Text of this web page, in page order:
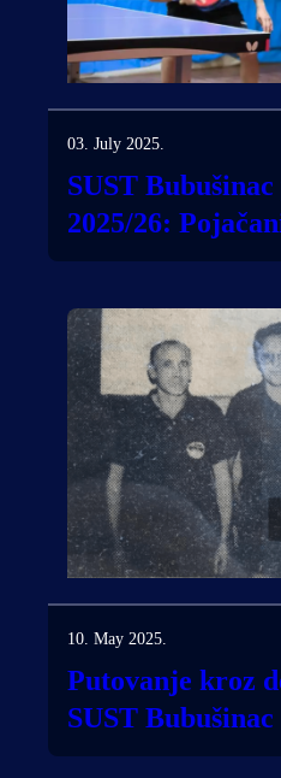
03. July 2025.
SUST
2025/26:
oba takmičarska
10. May 2025.
Putovanje kroz
SUST Bubušinac